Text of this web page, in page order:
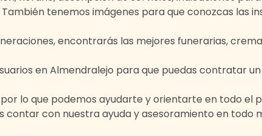
tenemos imágenes para que conozcas las
encontrarás las mejores funerarias,
enAlmendralejo para que puedas contratar
lo que podemos ayudarte y orientarte en todo el
contar con nuestra ayuda y asesoramiento en todo